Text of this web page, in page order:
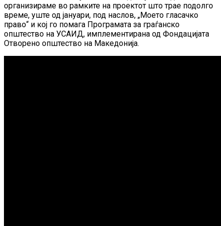
организираме во рамките на проектот што трае подолго
време, уште од јануари, под наслов, „Моето гласачко
право“ и кој го помага Програмата за граѓанско
општество на УСАИД, имплементирана од Фондацијата
Отворено општество на Македонија.